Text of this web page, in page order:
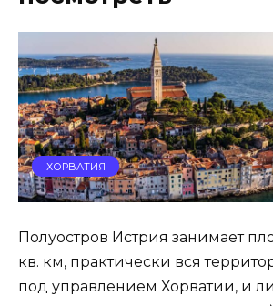
ХОРВАТИЯ
Полуостров Истрия занимает
кв. км, практически вся
под управлением Хорватии, и